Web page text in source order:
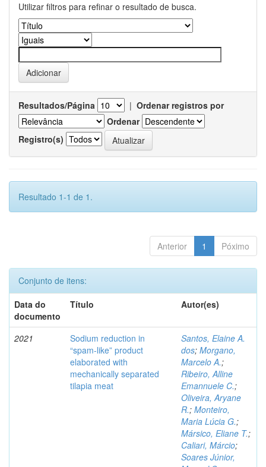
Utilizar filtros para refinar o resultado de busca.
Resultados/Página | Ordenar registros por
Ordenar
Registro(s)
Resultado 1-1 de 1.
Anterior 1 Póximo
Conjunto de itens:
Data do
documento
Título Autor(es)
2021
Sodium reduction in
“spam-like” product
elaborated with
mechanically separated
tilapia meat
Santos, Elaine A.
dos; Morgano,
Marcelo A.;
Ribeiro, Alline
Emannuele C.;
Oliveira, Aryane
R.; Monteiro,
Maria Lúcia G.;
Mársico, Eliane T.;
Caliari, Márcio;
Soares Júnior,